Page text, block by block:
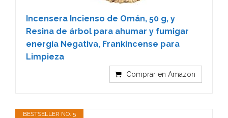
Incensera Incienso de Omán, 50 g, y
Resina de árbol para ahumar y fumigar
energía Negativa, Frankincense para
Limpieza
Comprar en Amazon
BESTSELLER NO. 5